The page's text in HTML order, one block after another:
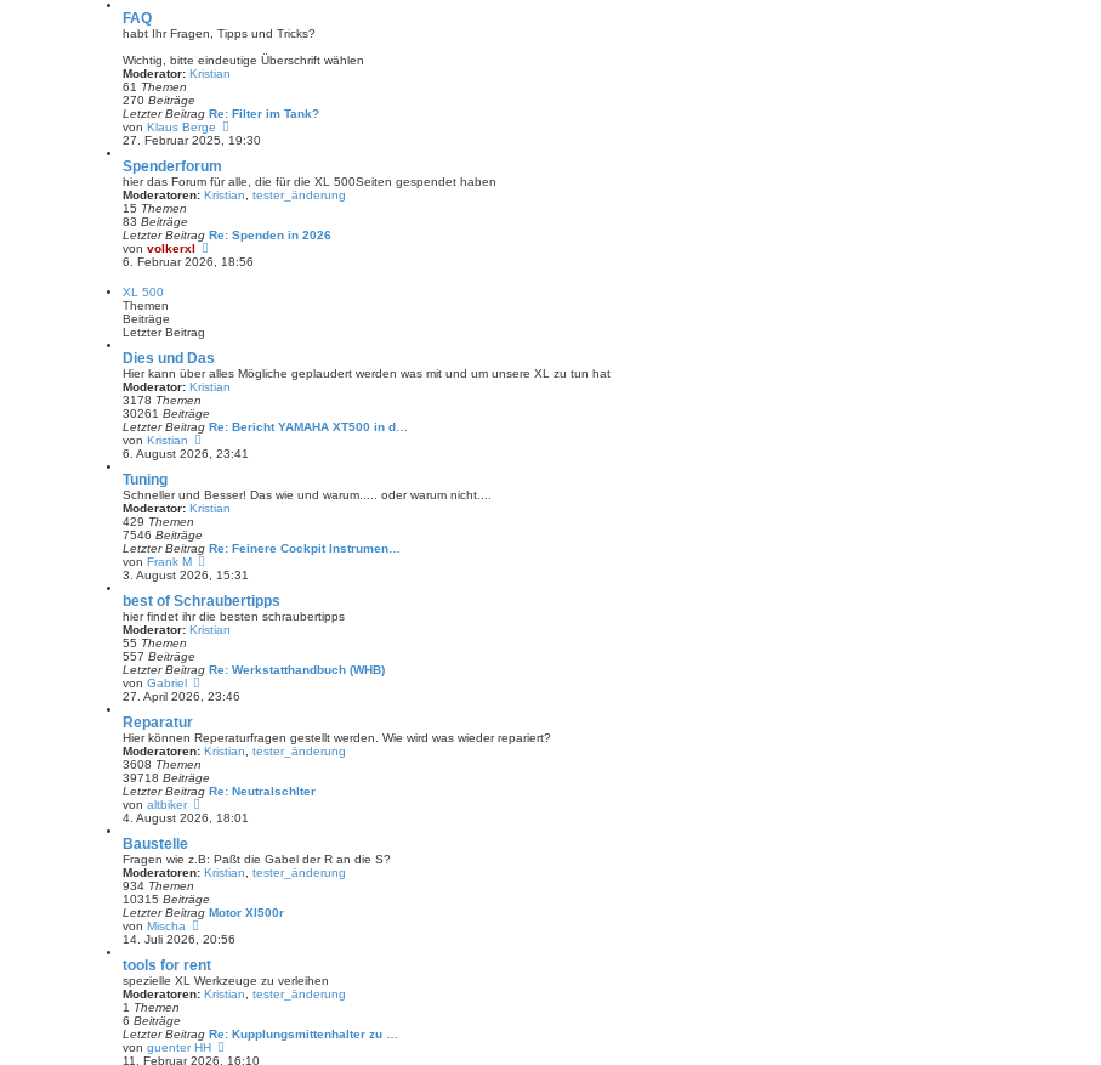
a
g
s
e
r
i
r
g
FAQ
habt Ihr Fragen, Tipps und Tricks?
Wichtig, bitte eindeutige Überschrift wählen
Moderator: Kristian
61 Themen
270 Beiträge
Letzter Beitrag Re: Filter im Tank?
von Klaus Berge
e
s
t
B
e
i
27. Februar 2025, 19:30
Spenderforum
hier das Forum für alle, die für die XL 500Seiten gespendet haben
Moderatoren: Kristian
tester_änderung
15 Themen
83 Beiträge
Letzter Beitrag Re: Spenden in 2026
von volkerxl
B
e
i
t
a
g
6. Februar 2026, 18:56
XL 500
Themen
Beiträge
Letzter Beitrag
Dies und Das
Hier kann über alles Mögliche geplaudert werden was mit und um unsere XL zu tun hat
Moderator: Kristian
3178 Themen
30261 Beiträge
Letzter Beitrag Re: Bericht YAMAHA XT500 in d…
von Kristian
e
s
t
B
i
r
a
g
6. August 2026, 23:41
Tuning
Schneller und Besser! Das wie und warum..... oder warum nicht....
Moderator: Kristian
429 Themen
7546 Beiträge
Letzter Beitrag Re: Feinere Cockpit Instrumen…
von Frank M
e
s
t
B
i
a
g
3. August 2026, 15:31
best of Schraubertipps
hier findet ihr die besten schraubertipps
Moderator: Kristian
55 Themen
557 Beiträge
Letzter Beitrag Re: Werkstatthandbuch (WHB)
von Gabriel
e
s
t
r
B
i
a
g
27. April 2026, 23:46
Reparatur
Hier können Reperaturfragen gestellt werden. Wie wird was wieder repariert?
Moderatoren: Kristian
tester_änderung
3608 Themen
39718 Beiträge
Letzter Beitrag Re: Neutralschlter
von altbiker
e
s
t
r
B
i
r
a
g
4. August 2026, 18:01
Baustelle
Fragen wie z.B: Paßt die Gabel der R an die S?
Moderatoren: Kristian
tester_änderung
934 Themen
10315 Beiträge
Letzter Beitrag Motor Xl500r
von Mischa
e
e
s
t
B
e
i
14. Juli 2026, 20:56
tools for rent
spezielle XL Werkzeuge zu verleihen
Moderatoren: Kristian
tester_änderung
1 Themen
6 Beiträge
Letzter Beitrag Re: Kupplungsmittenhalter zu …
von guenter HH
e
11. Februar 2026, 16:10